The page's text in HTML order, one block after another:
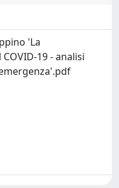
'La
19 - analisi